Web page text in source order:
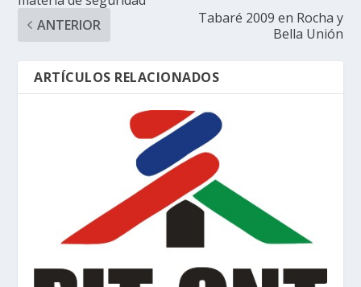
ANTERIOR
Tabaré 2009 en Rocha y
Bella Unión
ARTÍCULOS RELACIONADOS